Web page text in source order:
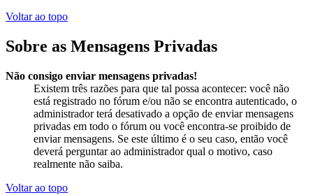
Voltar ao topo
Sobre as Mensagens Privadas
Não consigo enviar mensagens privadas!
Existem três razões para que tal possa acontecer: você não
está registrado no fórum e/ou não se encontra autenticado, o
administrador terá desativado a opção de enviar mensagens
privadas em todo o fórum ou você encontra-se proibido de
enviar mensagens. Se este último é o seu caso, então você
deverá perguntar ao administrador qual o motivo, caso
realmente não saiba.
Voltar ao topo